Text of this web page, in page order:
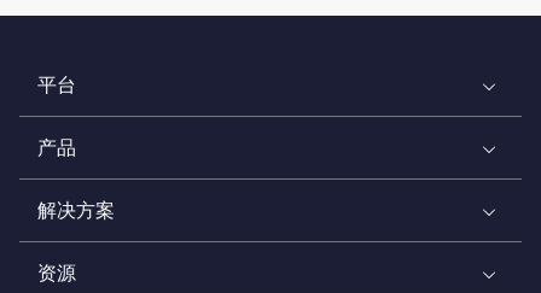
平台
产品
解决方案
资源